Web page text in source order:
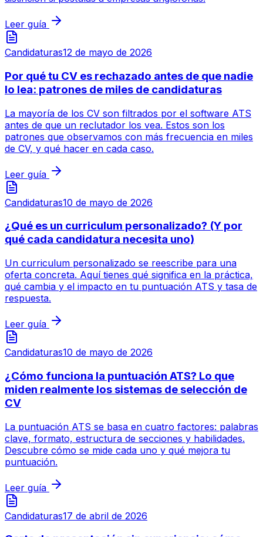
Leer guía
Candidaturas12 de mayo de 2026
Por qué tu CV es rechazado antes de que nadie
lo lea: patrones de miles de candidaturas
La mayoría de los CV son filtrados por el software ATS
antes de que un reclutador los vea. Estos son los
patrones que observamos con más frecuencia en miles
de CV, y qué hacer en cada caso.
Leer guía
Candidaturas10 de mayo de 2026
¿Qué es un curriculum personalizado? (Y por
qué cada candidatura necesita uno)
Un curriculum personalizado se reescribe para una
oferta concreta. Aquí tienes qué significa en la práctica,
qué cambia y el impacto en tu puntuación ATS y tasa de
respuesta.
Leer guía
Candidaturas10 de mayo de 2026
¿Cómo funciona la puntuación ATS? Lo que
miden realmente los sistemas de selección de
CV
La puntuación ATS se basa en cuatro factores: palabras
clave, formato, estructura de secciones y habilidades.
Descubre cómo se mide cada uno y qué mejora tu
puntuación.
Leer guía
Candidaturas17 de abril de 2026